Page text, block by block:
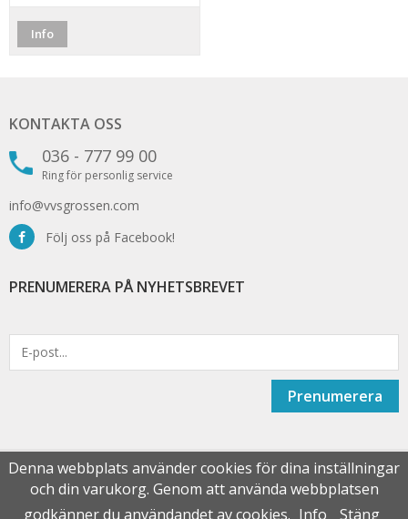
Info
KONTAKTA OSS
036 - 777 99 00
Ring för personlig service
info@vvsgrossen.com
Följ oss på Facebook!
PRENUMERERA PÅ NYHETSBREVET
Prenumerera
Drift & produktion:
Denna webbplats använder cookies för dina inställningar
och din varukorg. Genom att använda webbplatsen
godkänner du användandet av cookies. Info Stäng